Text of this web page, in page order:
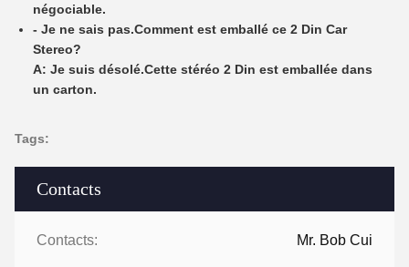
Contacts
Contacts: Mr. Bob Cui
négociable.
- Je ne sais pas.Comment est emballé ce 2 Din Car
Stereo?
A: Je suis désolé.Cette stéréo 2 Din est emballée dans
un carton.
Tags: